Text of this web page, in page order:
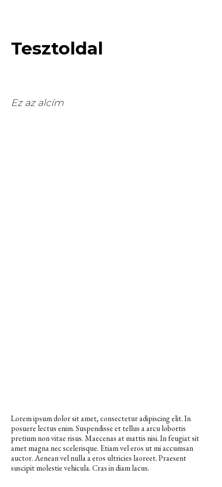
Tesztoldal
Ez az alcím
Lorem ipsum dolor sit amet, consectetur adipiscing elit. In
posuere lectus enim. Suspendisse et tellus a arcu lobortis
pretium non vitae risus. Maecenas at mattis nisi. In feugiat sit
amet magna nec scelerisque. Etiam vel eros ut mi accumsan
auctor. Aenean vel nulla a eros ultricies laoreet. Praesent
suscipit molestie vehicula. Cras in diam lacus.